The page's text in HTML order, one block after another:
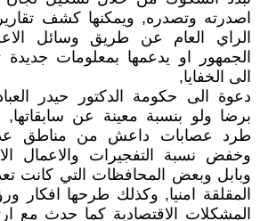
اصدرته وتصدره, ويمكنها كشف
الراي العام عن طريق وسائل
الجمهور او يدعمها بمعلومات
الى الخفايا,
دعوة الى حكومة الدكتور حيدر
برضا ولو بنسبة معينة عن سابقاتها,
طرد عصابات داعش من مناطق
وخفض نسبة التفجيرات والاعمال
وبابل وبعض المحافظات التي كانت
المقلقة امنيا, وكذلك طرحها افكار
المشكلات الاقتصادية كما حدث مع